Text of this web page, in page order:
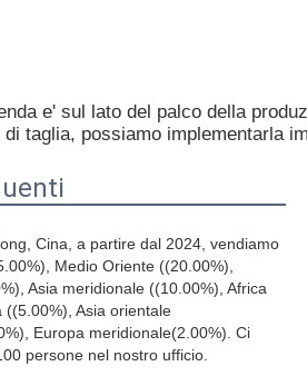
e' sul lato del palco della
taglia, possiamo implementarla
Cina, a partire dal 2024, vendiamo
Medio Oriente ((20.00%),
Asia meridionale ((10.00%), Africa
((5.00%), Asia orientale
Europa meridionale(2.00%). Ci
persone nel nostro ufficio.